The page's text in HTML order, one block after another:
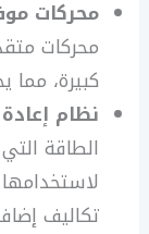
محركات
محركات
كبيرة، مما
نظام
الطاقة
تكاليف